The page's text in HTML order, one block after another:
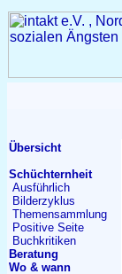
Übersicht
Schüchternheit
Ausführlich
Bilderzyklus
Themensammlung
Positive Seite
Buchkritiken
Beratung
Wo & wann